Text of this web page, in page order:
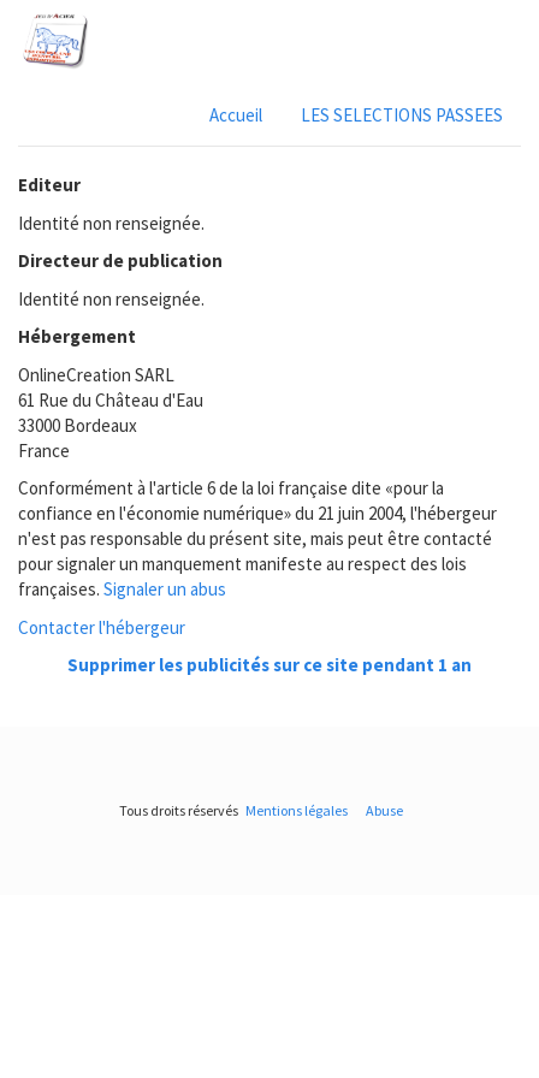
Accueil LES SELECTIONS PASSEES
Editeur
Identité non renseignée.
Directeur de publication
Identité non renseignée.
Hébergement
OnlineCreation SARL
61 Rue du Château d'Eau
33000 Bordeaux
France
Conformément à l'article 6 de la loi française dite «pour la
confiance en l'économie numérique» du 21 juin 2004, l'hébergeur
n'est pas responsable du présent site, mais peut être contacté
pour signaler un manquement manifeste au respect des lois
françaises. Signaler un abus
Contacter l'hébergeur
Supprimer les publicités sur ce site pendant 1 an
Tous droits réservés Mentions légales Abuse